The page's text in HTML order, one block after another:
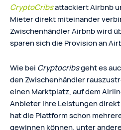
CryptoCribsattackiert Airbnb
Mieter direkt miteinander
Zwischenhändler Airbnb wird
sparen sich die Provision an
Wie bei Cryptocribsgeht es
den Zwischenhändler
einen Marktplatz, auf dem
Anbieter ihre Leistungen
hat die Plattform schon
gewinnen können, unter